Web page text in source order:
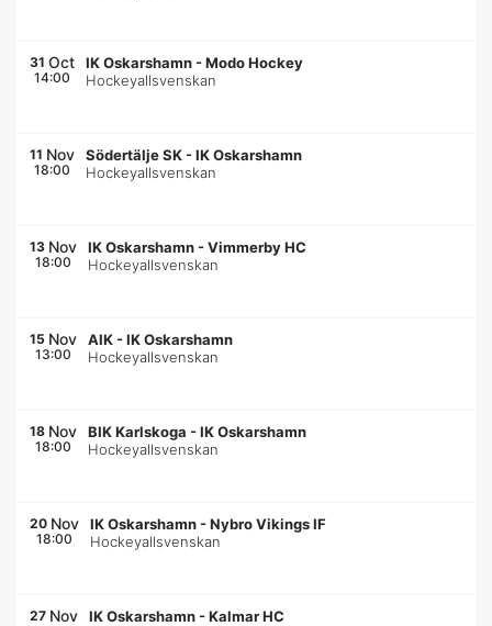
31 Oct
14:00
IK Oskarshamn -Modo Hockey
Hockeyallsvenskan
11 Nov
18:00
Södertälje SK -IK Oskarshamn
Hockeyallsvenskan
13 Nov
18:00
IK Oskarshamn -Vimmerby HC
Hockeyallsvenskan
15 Nov
13:00
AIK -IK Oskarshamn
Hockeyallsvenskan
18 Nov
18:00
BIK Karlskoga -IK Oskarshamn
Hockeyallsvenskan
20 Nov
18:00
IK Oskarshamn -Nybro Vikings IF
Hockeyallsvenskan
27 Nov IK Oskarshamn -Kalmar HC